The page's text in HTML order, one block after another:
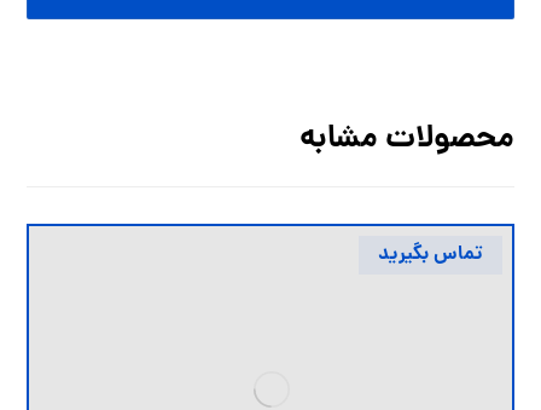
محصولات مشابه
تماس بگیرید